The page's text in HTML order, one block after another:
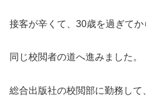
接客が辛くて、30歳を過ぎてか
同じ校閲者の道へ進みました。
総合出版社の校閲部に勤務して